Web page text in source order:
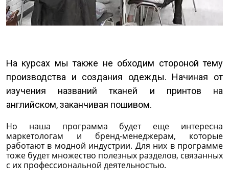
На курсах мы также не обходим стороной тему
производства и создания одежды. Начиная от
изучения названий тканей и принтов на
английском, заканчивая пошивом.
Но наша программа будет еще интересна
маркетологам и бренд-менеджерам, которые
работают в модной индустрии. Для них в программе
тоже будет множество полезных разделов, связанных
с их профессиональной деятельностью.